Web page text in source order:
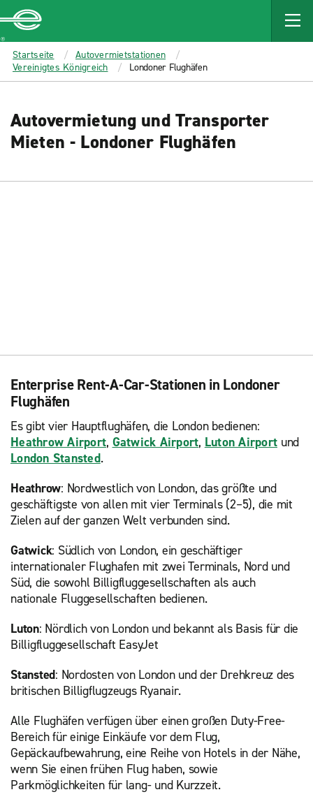
MAIN
CONTENT
Enterprise
Startseite
Autovermietstationen
Vereinigtes Königreich
Londoner Flughäfen
Autovermietung und Transporter
Mieten - Londoner Flughäfen
Enterprise Rent-A-Car-Stationen in Londoner
Flughäfen
Es gibt vier Hauptflughäfen, die London bedienen:
Heathrow Airport, Gatwick Airport, Luton Airport und
London Stansted.
Heathrow: Nordwestlich von London, das größte und
geschäftigste von allen mit vier Terminals (2–5), die mit
Zielen auf der ganzen Welt verbunden sind.
Gatwick: Südlich von London, ein geschäftiger
internationaler Flughafen mit zwei Terminals, Nord und
Süd, die sowohl Billigfluggesellschaften als auch
nationale Fluggesellschaften bedienen.
Luton: Nördlich von London und bekannt als Basis für die
Billigfluggesellschaft EasyJet
Stansted: Nordosten von London und der Drehkreuz des
britischen Billigflugzeugs Ryanair.
Alle Flughäfen verfügen über einen großen Duty-Free-
Bereich für einige Einkäufe vor dem Flug,
Gepäckaufbewahrung, eine Reihe von Hotels in der Nähe,
wenn Sie einen frühen Flug haben, sowie
Parkmöglichkeiten für lang- und Kurzzeit.